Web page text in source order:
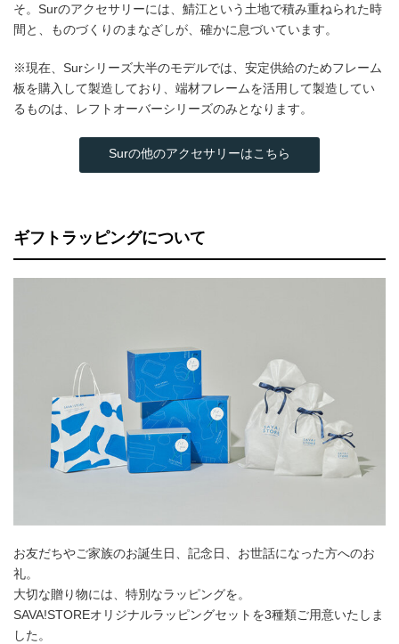
そ。Surのアクセサリーには、鯖江という土地で積み重ねられた時
間と、ものづくりのまなざしが、確かに息づいています。
※現在、Surシリーズ大半のモデルでは、安定供給のためフレーム
板を購入して製造しており、端材フレームを活用して製造してい
るものは、レフトオーバーシリーズのみとなります。
Surの他のアクセサリーはこちら
ギフトラッピングについて
お友だちやご家族のお誕生日、記念日、お世話になった方へのお
礼。
大切な贈り物には、特別なラッピングを。
SAVA!STOREオリジナルラッピングセットを3種類ご用意いたしま
した。